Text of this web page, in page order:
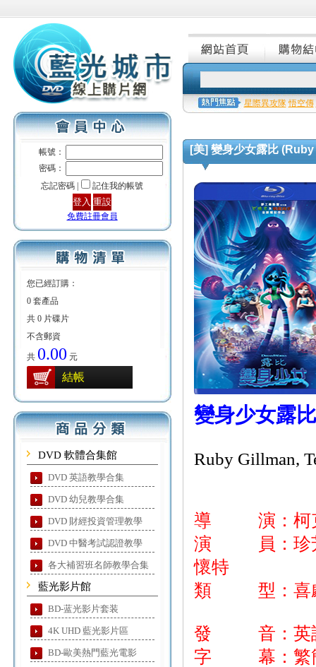
帳號：
密碼：
忘記密碼 |
記住我的帳號
免費註冊會員
您已經訂購：
0 套產品
共 0 片碟片
不含郵資
共 0.00 元
結帳
DVD 軟體合集館
DVD 英語教學合集
DVD 幼兒教學合集
DVD 財經投資管理教學
DVD 中醫考試認證教學
各大補習班名師教學合集
藍光影片館
BD-蓝光影片套装
4K UHD 藍光影片區
BD-歐美熱門藍光電影
星際異攻隊 悟空傳
[美] 變身少女露比
變身少女露比
Ruby Gillman,
導 演：柯克
演 員：珍芳
懷特
類 型：喜
發 音：英
字 幕：繁